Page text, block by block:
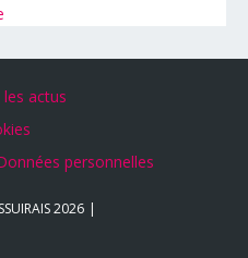
actus
personnelles
2026